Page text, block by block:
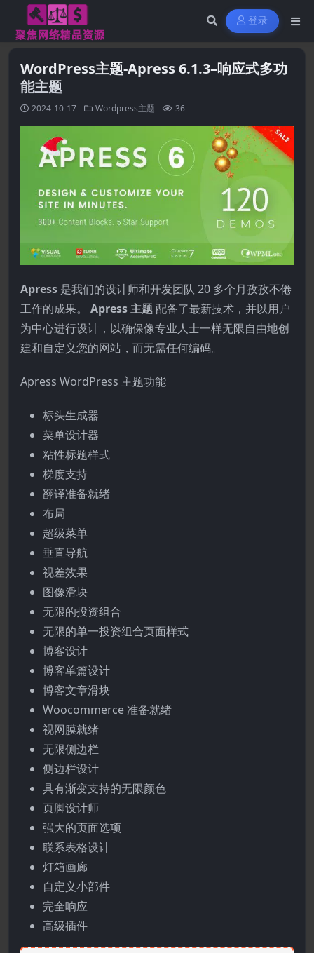
登录
WordPress主题-Apress 6.1.3–响应式多功
能主题
2024-10-17 Wordpress主题 36
Apress 是我们的设计师和开发团队 20 多个月孜孜不倦
工作的成果。 Apress 主题 配备了最新技术，并以用户
为中心进行设计，以确保像专业人士一样无限自由地创
建和自定义您的网站，而无需任何编码。
Apress WordPress 主题功能
标头生成器
菜单设计器
粘性标题样式
梯度支持
翻译准备就绪
布局
超级菜单
垂直导航
视差效果
图像滑块
无限的投资组合
无限的单一投资组合页面样式
博客设计
博客单篇设计
博客文章滑块
Woocommerce 准备就绪
视网膜就绪
无限侧边栏
侧边栏设计
具有渐变支持的无限颜色
页脚设计师
强大的页面选项
联系表格设计
灯箱画廊
自定义小部件
完全响应
高级插件